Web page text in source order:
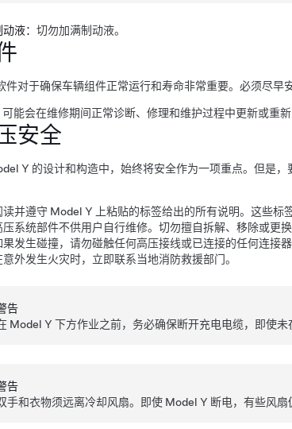
液： 切勿加满制动液。
件对于确保车辆组件正常运行和寿命非常重要。必须尽早
可能会在维修期间正常诊断、修理和维护过程中更新或重新
安全
Y 的设计和构造中，始终将安全作为一项重点。但是
读并遵守 Model Y 上粘贴的标签给出的所有说明。这些标
压系统部件不供用户自行维修。切勿擅自拆解、移除或更
果发生碰撞，请勿碰触任何高压接线或已连接的任何连接器
意外发生火灾时，立即联系当地消防救援部门。
告
Model Y 下方作业之前，务必确保断开充电电缆，即使未
告
手和衣物须远离冷却风扇。即使 Model Y 断电，有些风扇